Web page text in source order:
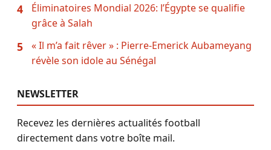
4
Éliminatoires Mondial 2026: l’Égypte se qualifie
grâce à Salah
5
« Il m’a fait rêver » : Pierre-Emerick Aubameyang
révèle son idole au Sénégal
NEWSLETTER
Recevez les dernières actualités football
directement dans votre boîte mail.